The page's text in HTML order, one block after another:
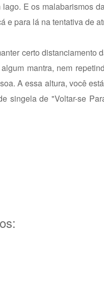
E os malabarismos
e para lá na tentativa de
certo distanciamento
mantra, nem
A essa altura, você
singela de "Voltar-se